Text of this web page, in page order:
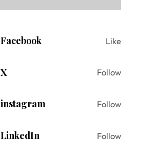
Facebook Like
X Follow
instagram Follow
LinkedIn Follow